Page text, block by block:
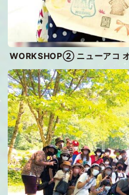
WORKSHOP② ニューアコ